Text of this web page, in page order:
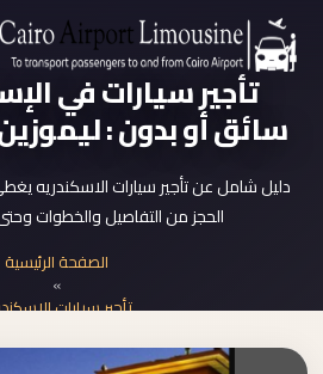
EN
AR
خدمات المطار
نحن
تأجير سيارات في
سائق أو بدون :
دليل شامل عن تأجير سيارات الاسكندريه
الحجز من التفاصيل والخطوات وحتى
الصفحة الرئيسية
تأجير سيارات